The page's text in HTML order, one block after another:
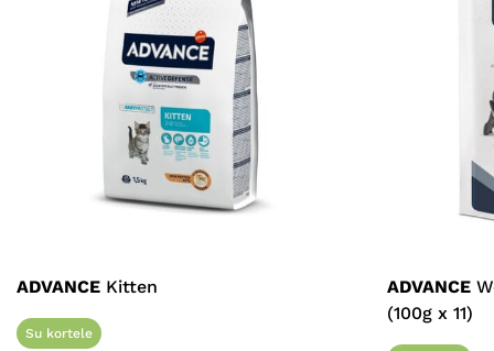
ADVANCE Kitten
Su kortele
ADVANCE
(100g x 11)